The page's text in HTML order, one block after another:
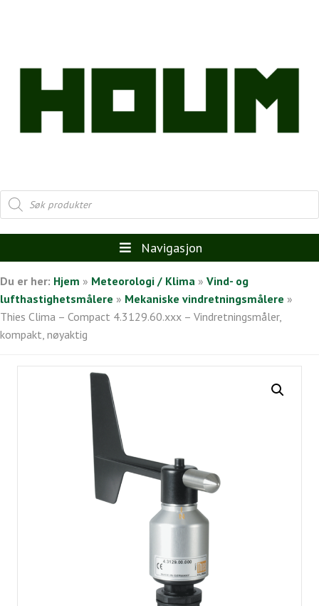
Products
search
Navigasjon
Du er her: Hjem » Meteorologi / Klima » Vind- og
lufthastighetsmålere » Mekaniske vindretningsmålere »
Thies Clima – Compact 4.3129.60.xxx – Vindretningsmåler,
kompakt, nøyaktig